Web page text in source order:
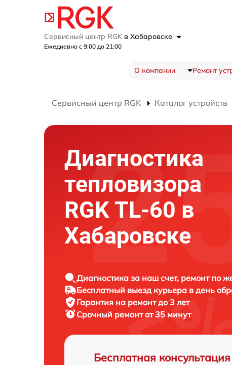
Сервисный центр RGK в Хабаровске
Ежедневно с 9:00 до 21:00
О компании Ремонт
Сервисный центр RGK Каталог устройств
Диагностика
тепловизора
RGK TL-60 в
Хабаровске
Диагностика за наш счет, ремонт по
Бесплатный выезд курьера в день
Гарантия на ремонт до 3 лет
Срочный ремонт от 35 минут
Бесплатная